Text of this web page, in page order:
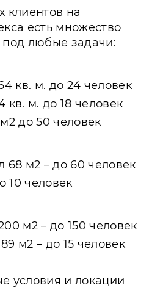
клиентов на
есть множество
любые задачи:
кв. м. до 24 человек
кв. м. до 18 человек
до 50 человек
68 м2 – до 60 человек
10 человек
м2 – до 150 человек
м2 – до 15 человек
условия и локации